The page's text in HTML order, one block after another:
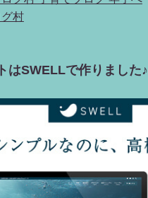
村
はSWELLで作りました♪